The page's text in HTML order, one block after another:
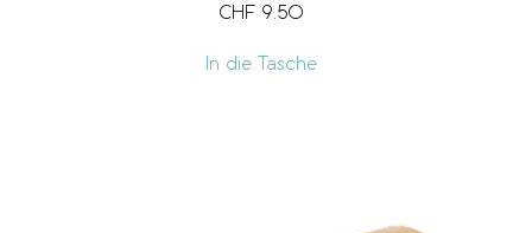
CHF 9.50
In die Tasche